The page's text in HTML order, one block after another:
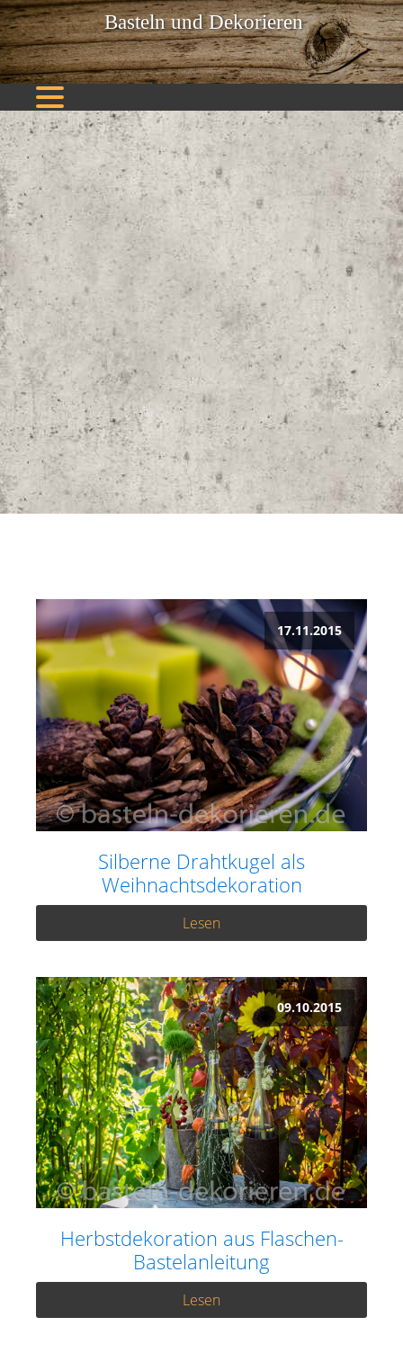
Basteln und Dekorieren
17.11.2015
Silberne Drahtkugel als
Weihnachtsdekoration
Lesen
09.10.2015
Herbstdekoration aus Flaschen-
Bastelanleitung
Lesen